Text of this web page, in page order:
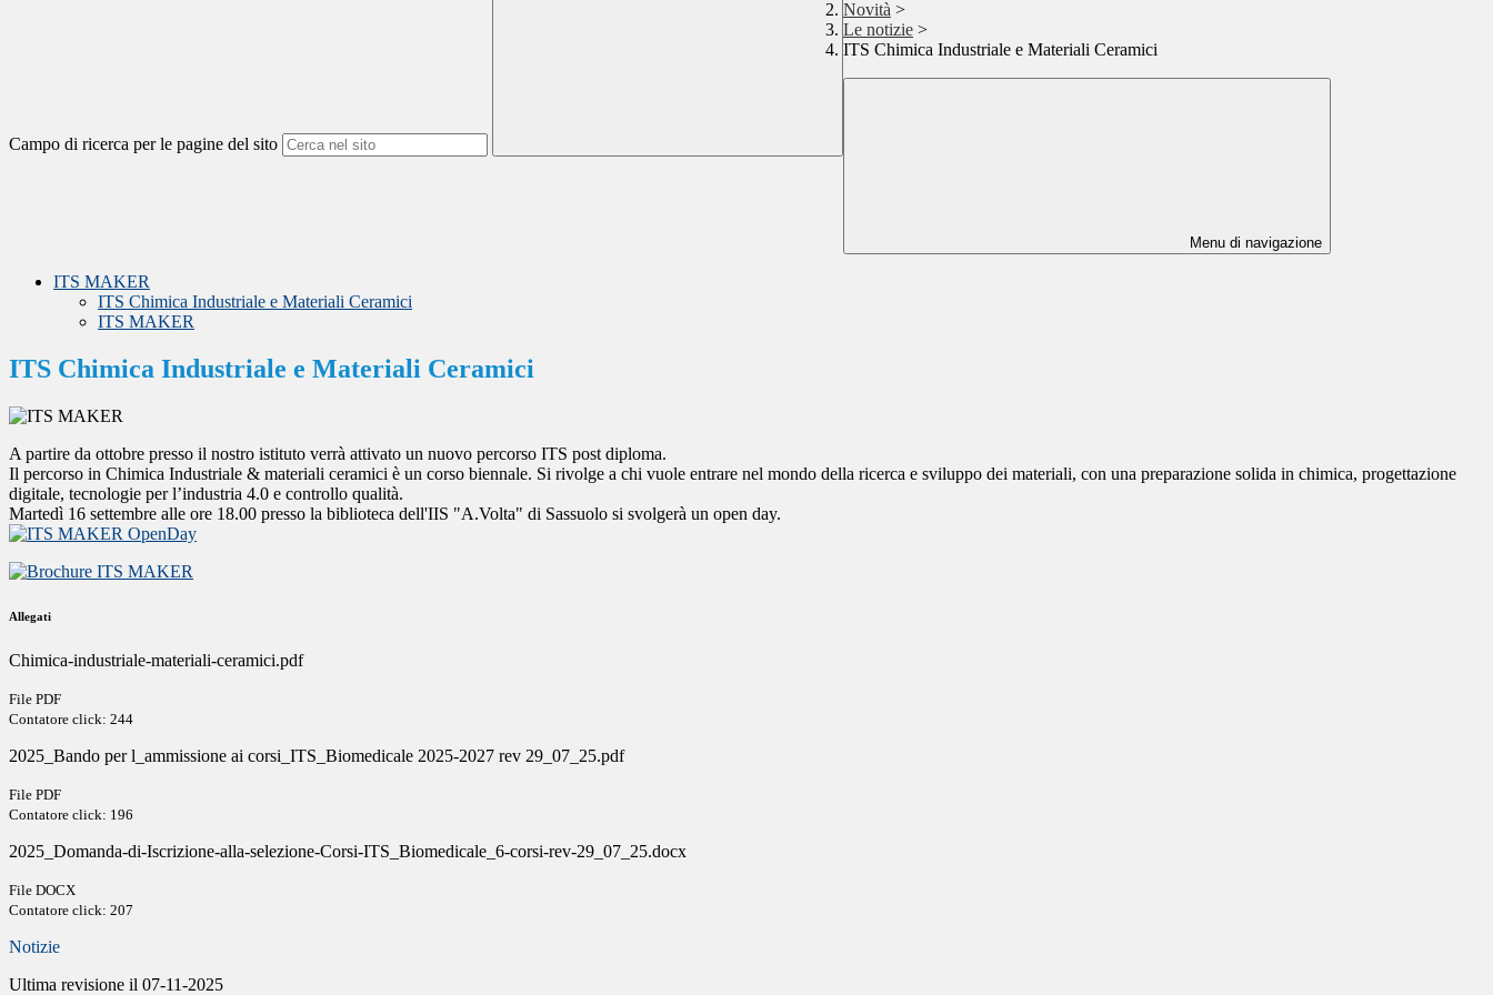
Campo di ricerca per le pagine del sito
Novità >
Le notizie >
ITS Chimica Industriale e Materiali Ceramici
Menu di navigazione
ITS MAKER
ITS Chimica Industriale e Materiali Ceramici
ITS MAKER
ITS Chimica Industriale e Materiali Ceramici
A partire da ottobre presso il nostro istituto verrà attivato un nuovo percorso ITS post diploma.
Il percorso in Chimica Industriale & materiali ceramici è un corso biennale. Si rivolge a chi vuole entrare nel mondo della ricerca e sviluppo dei materiali, con una preparazione solida in chimica, progettazione
digitale, tecnologie per l’industria 4.0 e controllo qualità.
Martedì 16 settembre alle ore 18.00 presso la biblioteca dell'IIS "A.Volta" di Sassuolo si svolgerà un open day.
Allegati
Chimica-industriale-materiali-ceramici.pdf
File PDF
Contatore click: 244
2025_Bando per l_ammissione ai corsi_ITS_Biomedicale 2025-2027 rev 29_07_25.pdf
File PDF
Contatore click: 196
2025_Domanda-di-Iscrizione-alla-selezione-Corsi-ITS_Biomedicale_6-corsi-rev-29_07_25.docx
File DOCX
Contatore click: 207
Notizie
Ultima revisione il 07-11-2025